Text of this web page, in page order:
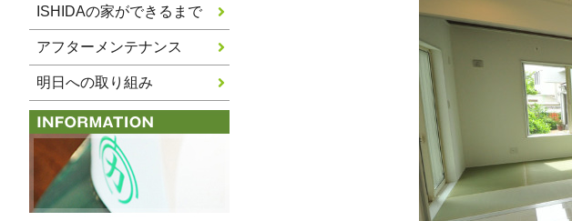
ISHIDAの家ができるまで
アフターメンテナンス
明日への取り組み